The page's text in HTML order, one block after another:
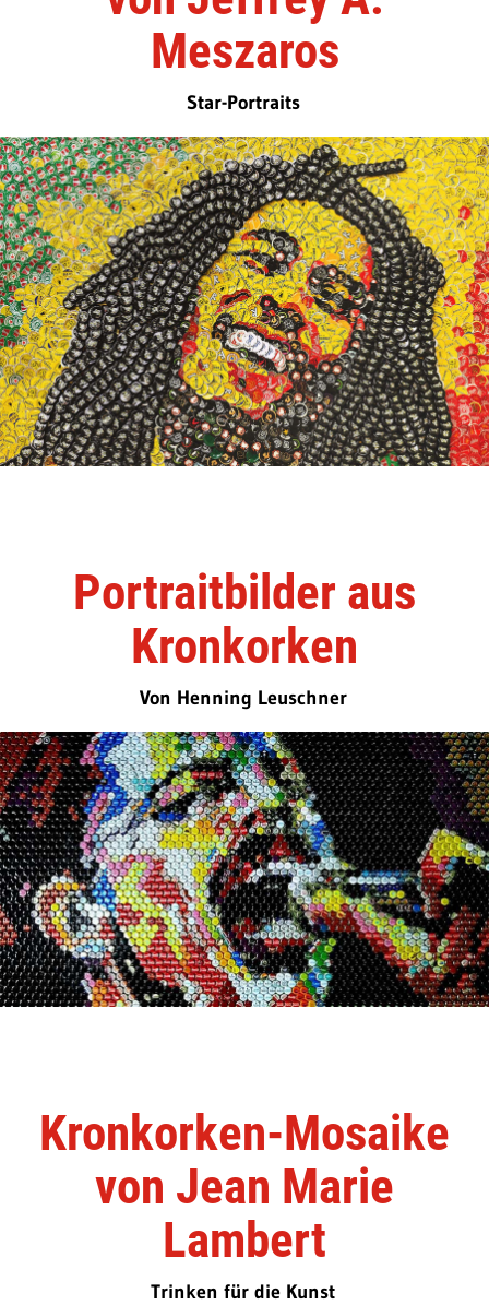
Meszaros
Star-Portraits
Portraitbilder aus
Kronkorken
Von Henning Leuschner
Kronkorken-Mosaike
von Jean Marie
Lambert
Trinken für die Kunst